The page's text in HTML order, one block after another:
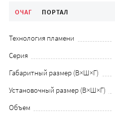
ОЧАГ ПОРТАЛ
Технология пламени
Серия
Габаритный размер (В×Ш×Г)
Установочный размер (В×Ш×Г)
Объем